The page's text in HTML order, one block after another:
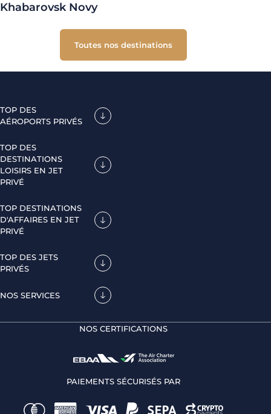
Khabarovsk Novy
Toutes nos destinations
TOP DES
AÉROPORTS PRIVÉS
TOP DES
DESTINATIONS
LOISIRS EN JET
PRIVÉ
TOP DESTINATIONS
D'AFFAIRES EN JET
PRIVÉ
TOP DES JETS
PRIVÉS
NOS SERVICES
NOS CERTIFICATIONS
PAIEMENTS SÉCURISÉS PAR